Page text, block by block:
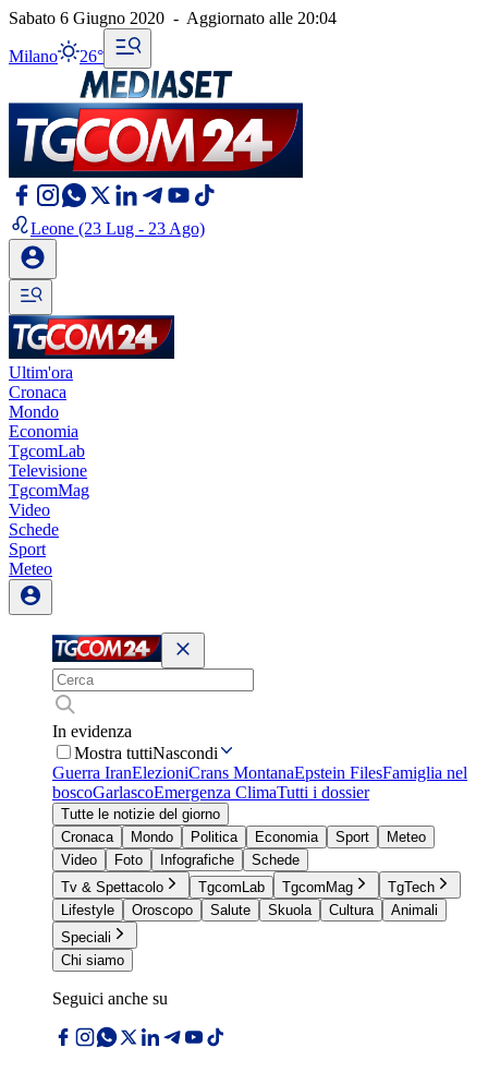
Sabato 6 Giugno 2020 - Aggiornato alle 20:04
Milano 26°
Leone (23 Lug - 23 Ago)
Ultim'ora
Cronaca
Mondo
Economia
TgcomLab
Televisione
TgcomMag
Video
Schede
Sport
Meteo
In evidenza
Mostra tuttiNascondi
Guerra IranElezioniCrans MontanaEpstein FilesFamiglia nel
boscoGarlascoEmergenza ClimaTutti i dossier
Tutte le notizie del giorno
Cronaca
Mondo Politica Economia Sport
Meteo
Video
Foto Infografiche
Schede
Tv & Spettacolo
TgcomLab TgcomMag
TgTech
Lifestyle
Oroscopo Salute Skuola Cultura
Animali
Speciali
Chi siamo
Seguici anche su